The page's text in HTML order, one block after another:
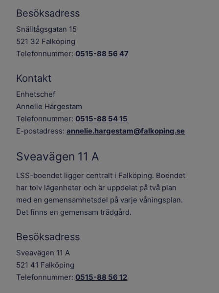
Besöksadress
Snälltågsgatan 15
521 32 Falköping
Telefonnummer:0515-88 56 47
Kontakt
Enhetschef
Annelie Härgestam
Telefonnummer:0515-88 54 15
E-postadress:annelie.hargestam@falkoping.se
Sveavägen 11 A
LSS-boendet ligger centralt i Falköping. Boendet
har tolv lägenheter och är uppdelat på två plan
med en gemensamhetsdel på varje våningsplan.
Det finns en gemensam trädgård.
Besöksadress
Sveavägen 11 A
521 41 Falköping
Telefonnummer:0515-88 56 12